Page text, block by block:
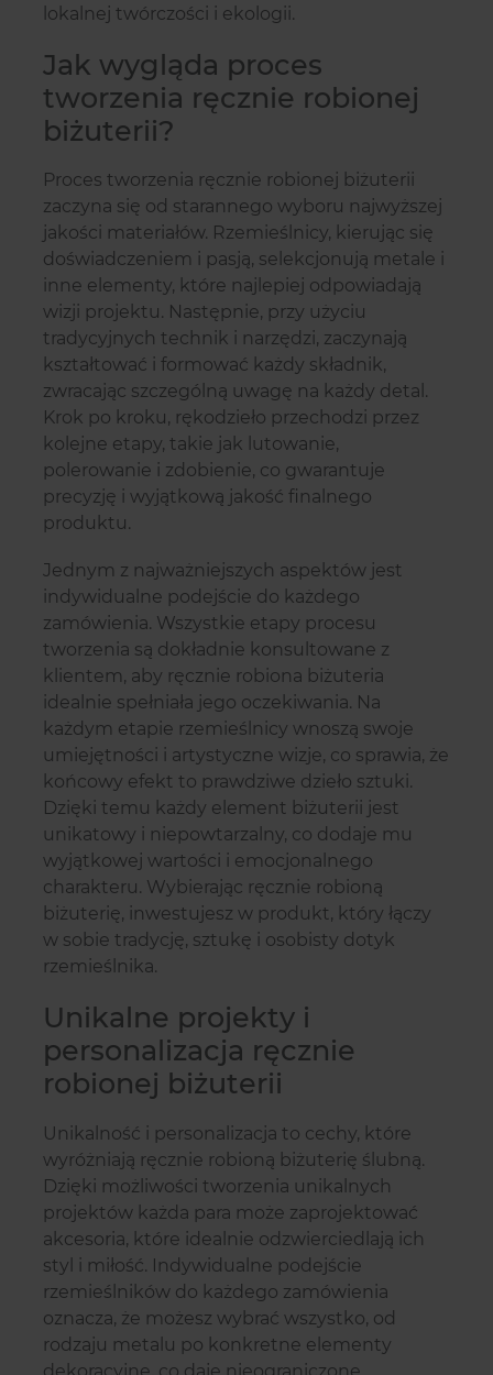
lokalnej twórczości i ekologii.
Jak wygląda proces
tworzenia ręcznie robionej
biżuterii?
Proces tworzenia ręcznie robionej biżuterii
zaczyna się od starannego wyboru najwyższej
jakości materiałów. Rzemieślnicy, kierując się
doświadczeniem i pasją, selekcjonują metale i
inne elementy, które najlepiej odpowiadają
wizji projektu. Następnie, przy użyciu
tradycyjnych technik i narzędzi, zaczynają
kształtować i formować każdy składnik,
zwracając szczególną uwagę na każdy detal.
Krok po kroku, rękodzieło przechodzi przez
kolejne etapy, takie jak lutowanie,
polerowanie i zdobienie, co gwarantuje
precyzję i wyjątkową jakość finalnego
produktu.
Jednym z najważniejszych aspektów jest
indywidualne podejście do każdego
zamówienia. Wszystkie etapy procesu
tworzenia są dokładnie konsultowane z
klientem, aby ręcznie robiona biżuteria
idealnie spełniała jego oczekiwania. Na
każdym etapie rzemieślnicy wnoszą swoje
umiejętności i artystyczne wizje, co sprawia, że
końcowy efekt to prawdziwe dzieło sztuki.
Dzięki temu każdy element biżuterii jest
unikatowy i niepowtarzalny, co dodaje mu
wyjątkowej wartości i emocjonalnego
charakteru. Wybierając ręcznie robioną
biżuterię, inwestujesz w produkt, który łączy
w sobie tradycję, sztukę i osobisty dotyk
rzemieślnika.
Unikalne projekty i
personalizacja ręcznie
robionej biżuterii
Unikalność i personalizacja to cechy, które
wyróżniają ręcznie robioną biżuterię ślubną.
Dzięki możliwości tworzenia unikalnych
projektów każda para może zaprojektować
akcesoria, które idealnie odzwierciedlają ich
styl i miłość. Indywidualne podejście
rzemieślników do każdego zamówienia
oznacza, że możesz wybrać wszystko, od
rodzaju metalu po konkretne elementy
dekoracyjne, co daje nieograniczone